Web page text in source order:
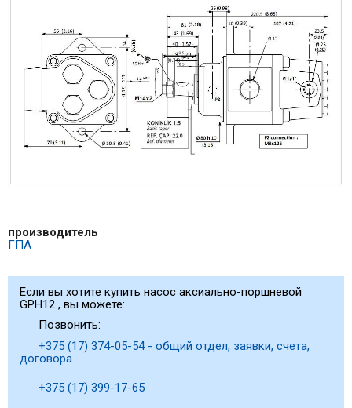
производитель
ГПА
Если вы хотите купить насос аксиально-поршневой
GPH12 , вы можете:
Позвонить:
+375 (17) 374-05-54 - общий отдел, заявки, счета,
договора
+375 (17) 399-17-65